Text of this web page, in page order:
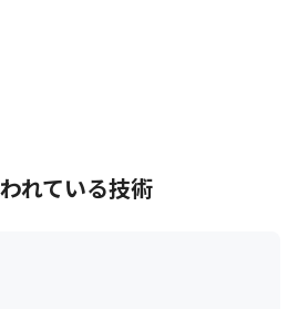
開発に携われます。
れている技術